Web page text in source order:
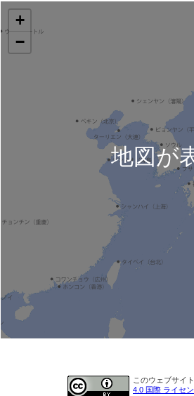
+
−
地図が
このウェブサイ
4.0 国際 ライセン